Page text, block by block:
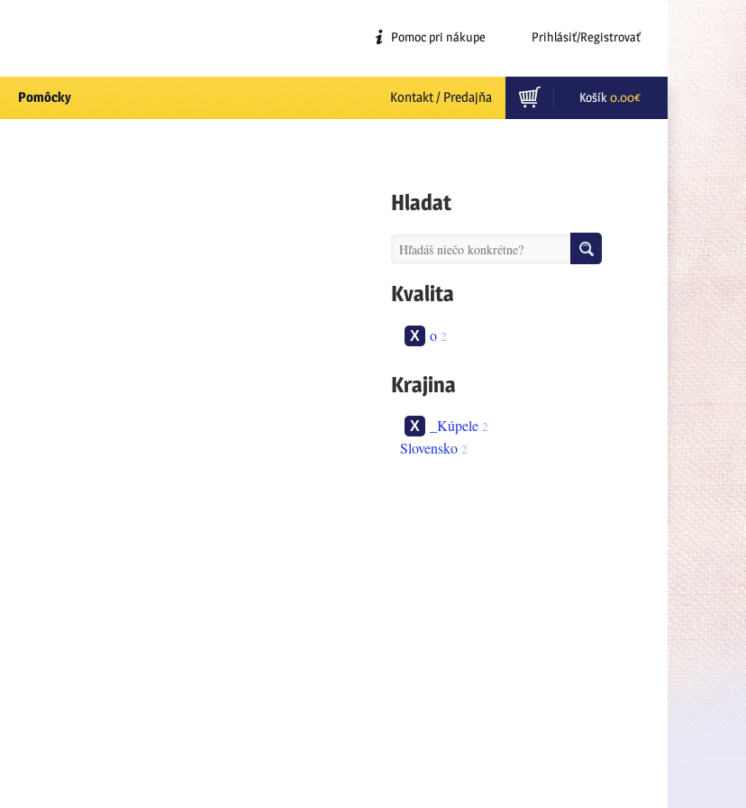
Pomoc pri nákupe Prihlásiť/Registrovať
Košík 0.00€
Pomôcky Kontakt / Predajňa
Hladat
Kvalita
o 2
Krajina
_Kúpele 2
Slovensko 2